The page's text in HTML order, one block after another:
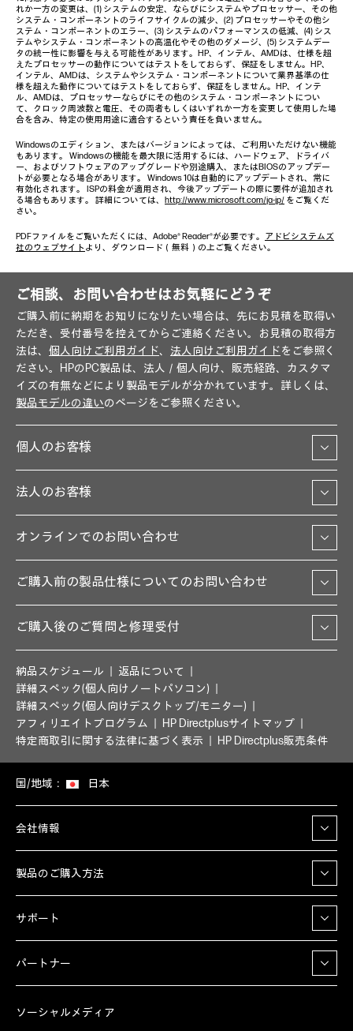
れか一方の変更は、(1) システムの安定、ならびにシステムやプロセッサー、その他
システム・コンポーネントのライフサイクルの減少、(2) プロセッサーやその他シ
ステム・コンポーネントのエラー、(3) システムのパフォーマンスの低減、(4) シス
テムやシステム・コンポーネントの高温化やその他のダメージ、(5) システムデー
タの統一性に影響を与える可能性があります。HP、インテル、AMDは、仕様を超
えたプロセッサーの動作についてはテストをしておらず、保証をしません。HP、
インテル、AMDは、システムやシステム・コンポーネントについて業界基準の仕
様を超えた動作についてはテストをしておらず、保証をしません。HP、インテ
ル、AMDは、プロセッサーならびにその他のシステム・コンポーネントについ
て、クロック周波数と電圧、その両者もしくはいずれか一方を変更して使用した場
合を含み、特定の使用用途に適合するという責任を負いません。
Windowsのエディション、またはバージョンによっては、ご利用いただけない機能
もあります。 Windowsの機能を最大限に活用するには、ハードウェア、ドライバ
ー、およびソフトウェアのアップグレードや別途購入、またはBIOSのアップデー
トが必要となる場合があります。 Windows 10は自動的にアップデートされ、常に
有効化されます。 ISPの料金が適用され、今後アップデートの際に要件が追加され
る場合もあります。 詳細については、 http://www.microsoft.com/ja-jp/ をご覧くだ
さい。
PDFファイルをご覧いただくには、Adobe® Reader®が必要です。 アドビシステムズ
社のウェブサイト より、ダウンロード（無料）の上ご覧ください。
ご相談、お問い合わせはお気軽にどうぞ
ご購入前に納期をお知りになりたい場合は、先にお見積を取得い
ただき、受付番号を控えてからご連絡ください。お見積の取得方
法は、 個人向けご利用ガイド、 法人向けご利用ガイドをご参照く
ださい。HPのPC製品は、法人／個人向け、販売経路、カスタマ
イズの有無などにより製品モデルが分かれています。詳しくは、
製品モデルの違いのページをご参照ください。
個人のお客様
法人のお客様
オンラインでのお問い合わせ
ご購入前の製品仕様についてのお問い合わせ
ご購入後のご質問と修理受付
納品スケジュール
返品について
詳細スペック(個人向けノートパソコン)
詳細スペック(個人向けデスクトップ/モニター)
アフィリエイトプログラム
HP Directplusサイトマップ
特定商取引に関する法律に基づく表示
HP Directplus販売条件
国/地域： 日本
会社情報
製品のご購入方法
サポート
パートナー
ソーシャルメディア